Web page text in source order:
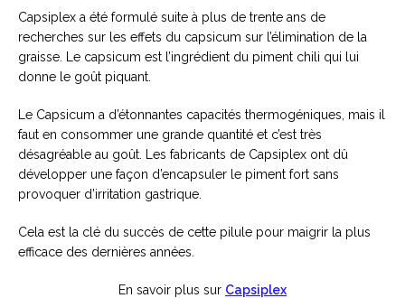
Capsiplex a été formulé suite à plus de trente ans de
recherches sur les effets du capsicum sur l’élimination de la
graisse. Le capsicum est l’ingrédient du piment chili qui lui
donne le goût piquant.
Le Capsicum a d’étonnantes capacités thermogéniques, mais il
faut en consommer une grande quantité et c’est très
désagréable au goût. Les fabricants de Capsiplex ont dû
développer une façon d’encapsuler le piment fort sans
provoquer d’irritation gastrique.
Cela est la clé du succès de cette pilule pour maigrir la plus
efficace des dernières années.
En savoir plus sur Capsiplex